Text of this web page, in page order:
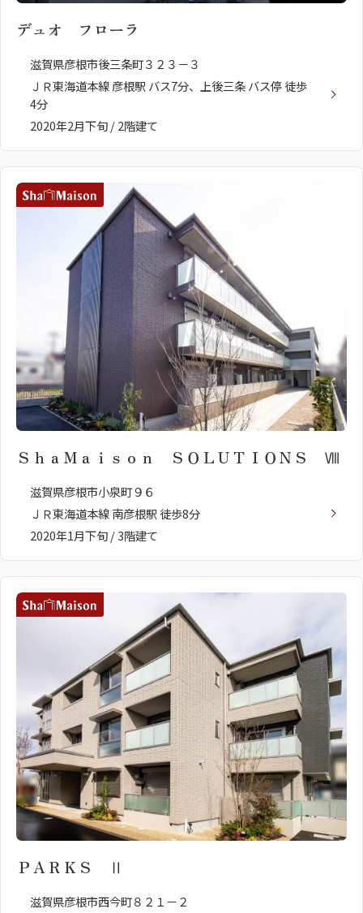
デュオ フローラ
滋賀県彦根市後三条町３２３－３
ＪＲ東海道本線 彦根駅 バス7分、上後三条 バス停 徒歩
4分
2020年2月下旬 / 2階建て
ＳｈａＭａｉｓｏｎ ＳＯＬＵＴＩＯＮＳ Ⅷ
滋賀県彦根市小泉町９６
ＪＲ東海道本線 南彦根駅 徒歩8分
2020年1月下旬 / 3階建て
ＰＡＲＫＳ Ⅱ
滋賀県彦根市西今町８２１－２